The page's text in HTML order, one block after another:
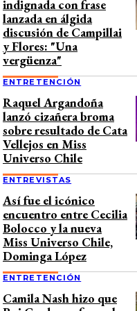
indignada con frase
lanzada en álgida
discusión de Campillai
y Flores: "Una
vergüenza"
ENTRETENCIÓN
Raquel Argandoña
lanzó cizañera broma
sobre resultado de Cata
Vellejos en Miss
Universo Chile
ENTREVISTAS
Así fue el icónico
encuentro entre Cecilia
Bolocco y la nueva
Miss Universo Chile,
Dominga López
ENTRETENCIÓN
Camila Nash hizo que